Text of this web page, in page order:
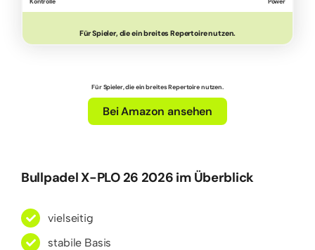
Für Spieler, die ein breites Repertoire nutzen.
Für Spieler, die ein breites Repertoire nutzen.
Bei Amazon ansehen
Bullpadel X-PLO 26 2026 im Überblick
vielseitig
stabile Basis